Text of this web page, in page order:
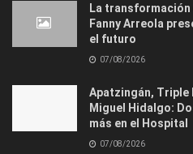
La transformación
Fanny Arreola
el futuro
07/08/2026
Apatzingán, Triple
Miguel Hidalgo:
más en el Hospital
07/08/2026